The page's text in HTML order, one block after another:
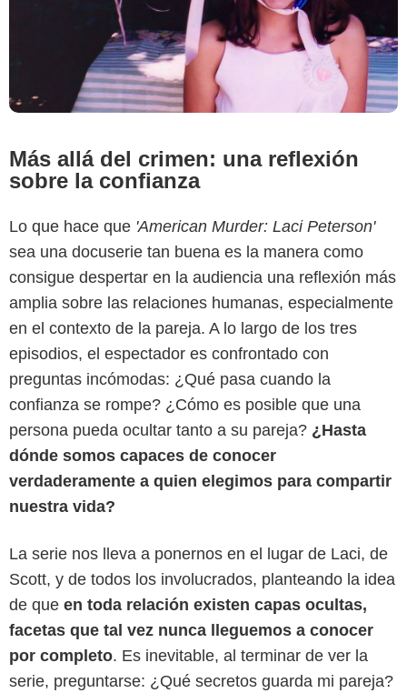
Más allá del crimen: una reflexión
sobre la confianza
Lo que hace que 'American Murder: Laci Peterson'
sea una docuserie tan buena es la manera como
consigue despertar en la audiencia una reflexión más
amplia sobre las relaciones humanas, especialmente
en el contexto de la pareja. A lo largo de los tres
episodios, el espectador es confrontado con
preguntas incómodas: ¿Qué pasa cuando la
confianza se rompe? ¿Cómo es posible que una
persona pueda ocultar tanto a su pareja? ¿Hasta
dónde somos capaces de conocer
verdaderamente a quien elegimos para compartir
nuestra vida?
La serie nos lleva a ponernos en el lugar de Laci, de
Scott, y de todos los involucrados, planteando la idea
de que en toda relación existen capas ocultas,
facetas que tal vez nunca lleguemos a conocer
por completo. Es inevitable, al terminar de ver la
serie, preguntarse: ¿Qué secretos guarda mi pareja?
Netflix